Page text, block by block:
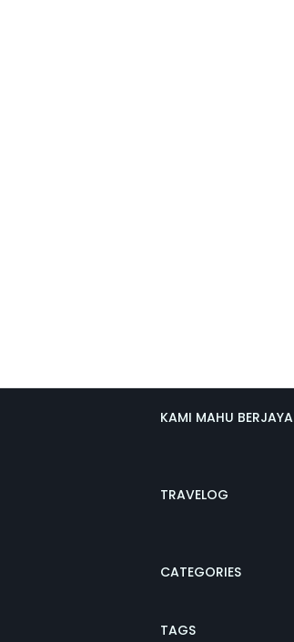
KAMI MAHU BERJAYA
TRAVELOG
CATEGORIES
TAGS